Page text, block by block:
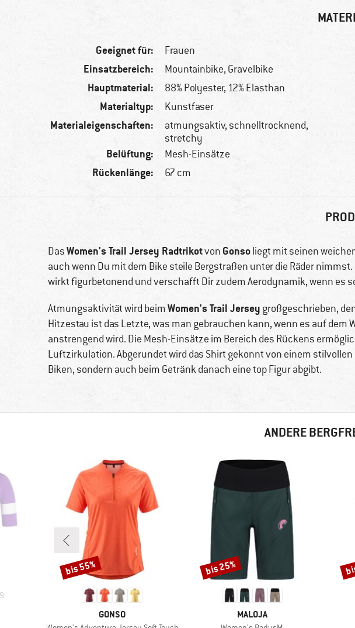
Geeignet für: Frauen
Einsatzbereich: Mountainbike, Gravelbike
Hauptmaterial: 88% Polyester, 12% Elasthan
Materialtyp: Kunstfaser
Materialeigenschaften:
atmungsaktiv, schnelltrocknend,
stretchy
Belüftung: Mesh-Einsätze
Rückenlänge: 67 cm
DasWomen's Trail Jersey Radtrikotvon Gonsoliegt mit seinen
auch wenn Du mit dem Bike steile Bergstraßen unter die Räder
wirkt figurbetonend und verschafft Dir zudem Aerodynamik, wenn es
Atmungsaktivität wird beimWomen's Trail Jersey großgeschrieben,
Hitzestau ist das Letzte, was man gebrauchen kann, wenn es auf dem
anstrengend wird. Die Mesh-Einsätze im Bereich des Rückens
Luftzirkulation. Abgerundet wird das Shirt gekonnt von einem
Biken, sondern auch beim Getränk danach eine top Figur abgibt.
ANDERE
9
MARKE
GONSO
Rabatt
bis 55%
MARKE
MALOJA
Rabatt
bis 25%